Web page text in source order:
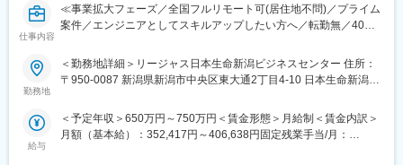
【ご支援例】
・採用HP制作ご支援
・採用ピッチ資料作成
・次世代幹部向けマネジメント研修
・バックキャスティング型中期経営計画策定プロジェクト
仕事内容
≪事業拡大フェーズ／全国フルリモート可(居住地不問)／プライム
案件／エンジニアとしてスキルアップしたい方へ／転勤無／40代
■業務内容：
のメンバーとして稼働いただく予定となっています。将来的には
コンサルティング事業とシステム開発事業を融合させて、より難
勤務地
＜勤務地詳細＞リージャス日本生命新潟ビジネスセンター 住所：
〒950-0087 新潟県新潟市中央区東大通2丁目4-10 日本生命新潟ビ
所（リモートワーク含む）
給与
＜予定年収＞650万円～750万円＜賃金形態＞月給制＜賃金内訳＞
月額（基本給）：352,417円～406,638円固定残業手当/月：